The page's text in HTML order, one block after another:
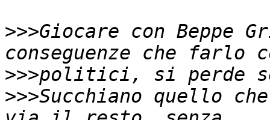
>>>Giocare con Beppe
>>>
>>>Succhiano quello